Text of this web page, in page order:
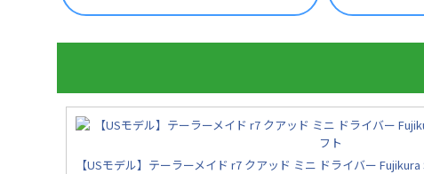
【USモデル】テーラーメイド r7 クアッド ミニ ドライバー